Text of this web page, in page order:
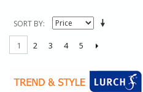
SORT BY
1 2 3 4 5